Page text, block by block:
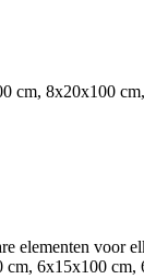
cm, 8x20x100
elementen voor
6x15x100